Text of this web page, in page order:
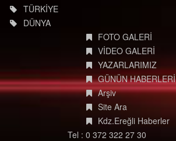
TÜRKİYE
DÜNYA
FOTO GALERİ
VİDEO GALERİ
YAZARLARIMIZ
GÜNÜN HABERLERİ
Arşiv
Site Ara
Kdz.Ereğli Haberler
Tel : 0 372 322 27 30